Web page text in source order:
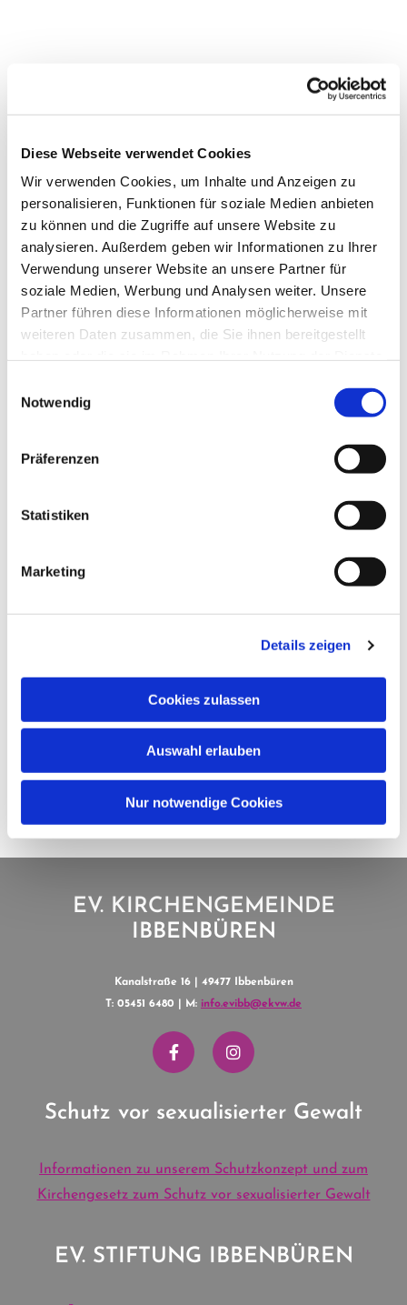
Diese Webseite verwendet Cookies
Wir verwenden Cookies, um Inhalte und Anzeigen zu
personalisieren, Funktionen für soziale Medien anbieten
zu können und die Zugriffe auf unsere Website zu
analysieren. Außerdem geben wir Informationen zu Ihrer
Verwendung unserer Website an unsere Partner für
soziale Medien, Werbung und Analysen weiter. Unsere
Partner führen diese Informationen möglicherweise mit
weiteren Daten zusammen, die Sie ihnen bereitgestellt
Notwendig
Präferenzen
Statistiken
Marketing
Details zeigen
Cookies zulassen
Auswahl erlauben
Nur notwendige Cookies
Dies könnte Sie auch
interessieren
EV. KIRCHENGEMEINDE
IBBENBÜREN
Kanalstraße 16 | 49477 Ibbenbüren
T: 05451 6480 | M: info.evibb@ekvw.de
Schutz vor sexualisierter Gewalt
Informationen zu unserem Schutzkonzept und zum
Kirchengesetz zum Schutz vor sexualisierter Gewalt
EV. STIFTUNG IBBENBÜREN